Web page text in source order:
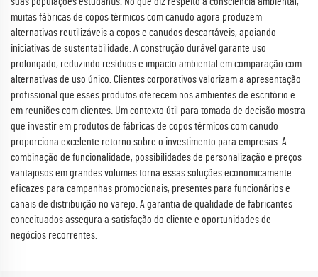
muitas fábricas de copos térmicos com canudo agora produzem
alternativas reutilizáveis a copos e canudos descartáveis, apoiando
iniciativas de sustentabilidade. A construção durável garante uso
prolongado, reduzindo resíduos e impacto ambiental em comparação com
alternativas de uso único. Clientes corporativos valorizam a apresentação
profissional que esses produtos oferecem nos ambientes de escritório e
em reuniões com clientes. Um contexto útil para tomada de decisão mostra
que investir em produtos de fábricas de copos térmicos com canudo
proporciona excelente retorno sobre o investimento para empresas. A
combinação de funcionalidade, possibilidades de personalização e preços
vantajosos em grandes volumes torna essas soluções economicamente
eficazes para campanhas promocionais, presentes para funcionários e
canais de distribuição no varejo. A garantia de qualidade de fabricantes
conceituados assegura a satisfação do cliente e oportunidades de
negócios recorrentes.